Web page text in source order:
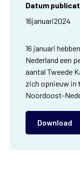
Datum
16januari2024
16 januari
Nederland een
aantal Tweede
zich opnieuw in
Noordoost-
Download